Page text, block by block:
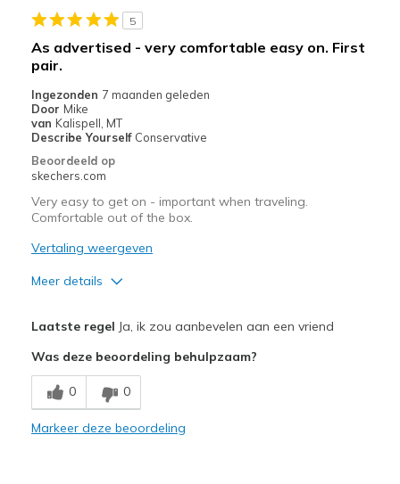
Casual Wear
Pickleball
Width
Feels true to width
Sizing
5
As advertised - very comfortable easy on. First
pair.
Ingezonden 7 maanden geleden
Door Mike
van Kalispell, MT
Describe Yourself Conservative
Beoordeeld op
skechers.com
Very easy to get on - important when traveling.
Comfortable out of the box.
Vertaling weergeven
Meer details
Comfortable
Easy to slip on as advertised. First pair ever.
Laatste regel Ja, ik zou aanbevelen aan een vriend
Was deze beoordeling behulpzaam?
0 0
Markeer deze beoordeling